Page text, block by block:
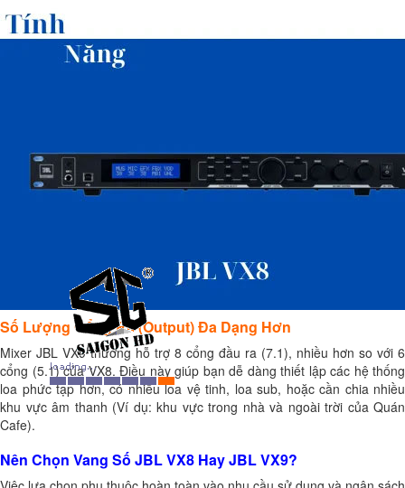
Số Lượng Cổng Ra (Output) Đa Dạng Hơn
Mixer JBL VX9 thường hỗ trợ 8 cổng đầu ra (7.1), nhiều hơn so với 6
cổng (5.1) của VX8. Điều này giúp bạn dễ dàng thiết lập các hệ thống
loa phức tạp hơn, có nhiều loa vệ tinh, loa sub, hoặc cần chia nhiều
khu vực âm thanh (Ví dụ: khu vực trong nhà và ngoài trời của Quán
Cafe).
Nên Chọn Vang Số JBL VX8 Hay JBL VX9?